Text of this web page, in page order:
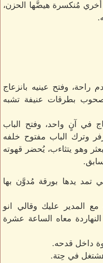
أخري مُنكسرة هيضَّها الحزن،
وفتح عينيه بانزعاج
بطرقات عنيفة تشبه
في آنٍ واحد، وفتح الباب
وترك الباب مفتوح خلفه
وهو يتثاءب، يُحضر قهوته
تمد يدها بورقة مُدوَّن بها
المدير عليك وقالي انو
معاه الساعة عشرة
داخل قدحه.
في حِتة.